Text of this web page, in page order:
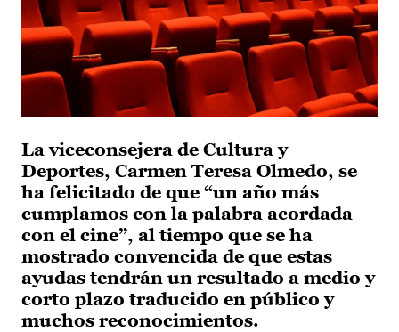
La viceconsejera de Cultura y
Deportes, Carmen Teresa Olmedo, se
ha felicitado de que “un año más
cumplamos con la palabra acordada
con el cine”, al tiempo que se ha
mostrado convencida de que estas
ayudas tendrán un resultado a medio y
corto plazo traducido en público y
muchos reconocimientos.